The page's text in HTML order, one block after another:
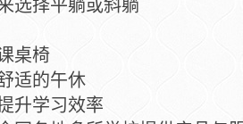
桌椅
适的午休
升学习效率